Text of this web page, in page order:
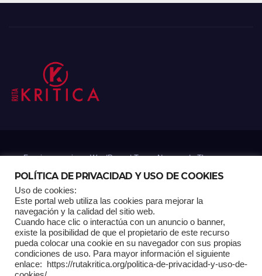
Funciona gracias a WordPress|Tema: Newsup deThemeansar
Home Análisis Carrito RK Contactos Documental Gracias !
Multimedia Página de ejemplo Pagina Principal Pago
POLÍTICA DE PRIVACIDAD Y USO DE COOKIES
Uso de cookies:
Este portal web utiliza las cookies para mejorar la
navegación y la calidad del sitio web.
Cuando hace clic o interactúa con un anuncio o banner,
existe la posibilidad de que el propietario de este recurso
pueda colocar una cookie en su navegador con sus propias
condiciones de uso. Para mayor información el siguiente
enlace: https://rutakritica.org/politica-de-privacidad-y-uso-de-